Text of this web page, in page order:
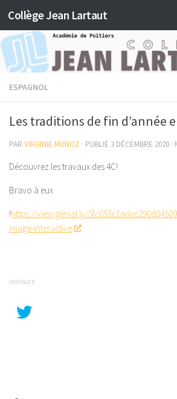
Skip to content
Collège Jean Lartaut
ESPAGNOL
Les traditions de fin d’année
PAR VIRGINIE MUNOZ · PUBLIÉ 3 DÉCEMBRE 2020 ·
Découvrez les travaux des 4C!
Bravo à eux
!https://view.genial.ly/
image-interactive
PARTAGER